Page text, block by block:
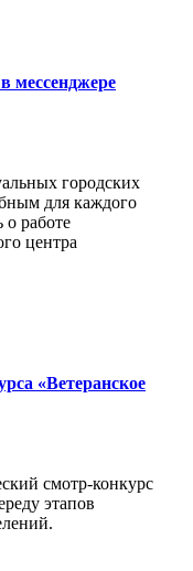
мессенджере
городских
для каждого
работе
центра
«Ветеранское
смотр-конкурс
этапов